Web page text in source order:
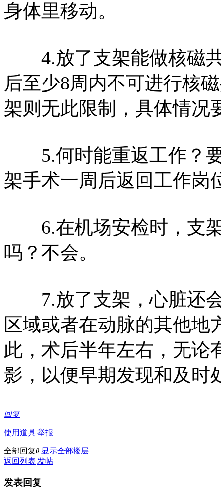
身体里移动。
4.放了支架能做核磁共
后至少8周内不可进行核
架则无此限制，具体情况
5.何时能重返工作？要
架手术一周后返回工作岗
6.在机场安检时，支架
吗？不会。
7.放了支架，心脏还会
区域或者在动脉的其他地
此，术后半年左右，无论
影，以便早期发现和及时
回复
使用道具 举报
全部回复0 显示全部楼层
返回列表 发帖
发表回复